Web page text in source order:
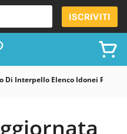
ISCRIVITI
Di Interpello Elenco Idonei Per